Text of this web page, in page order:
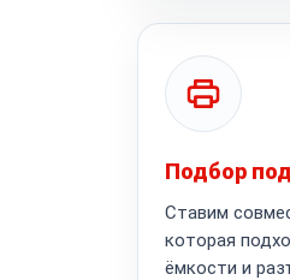
Подбор
Ставим
которая
ёмкости и